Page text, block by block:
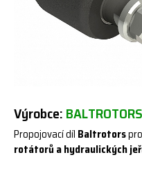
Výrobce:
Propojovací díl Baltrotors
rotátorů a hydraulických